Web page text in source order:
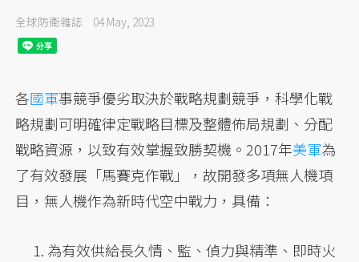
全球防衛雜誌 04 May, 2023
各國軍事競爭優劣取決於戰略規劃競爭，科學化戰
略規劃可明確律定戰略目標及整體佈局規劃、分配
戰略資源，以致有效掌握致勝契機。2017年美軍為
了有效發展「馬賽克作戰」，故開發多項無人機項
目，無人機作為新時代空中戰力，具備：
為有效供給長久情、監、偵力與精準、即時火